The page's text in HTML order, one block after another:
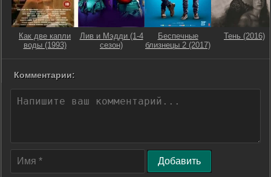
Как две капли
воды (1993)
Лив и Мэдди (1-4
сезон)
Беспечные
близнецы 2 (2017)
Тень (2016)
Комментарии:
Добавить